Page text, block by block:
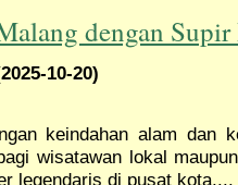
dengan
10-20)
keindahan alam dan
wisatawan lokal
legendaris di pusat kota,...